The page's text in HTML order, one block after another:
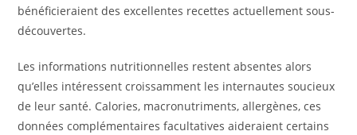
bénéficieraient des excellentes recettes actuellement sous-
découvertes.
Les informations nutritionnelles restent absentes alors
qu’elles intéressent croissamment les internautes soucieux
de leur santé. Calories, macronutriments, allergènes, ces
données complémentaires facultatives aideraient certains